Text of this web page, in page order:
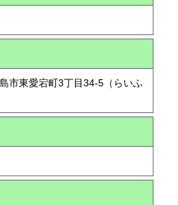
市東愛宕町3丁目34-5（らいふ